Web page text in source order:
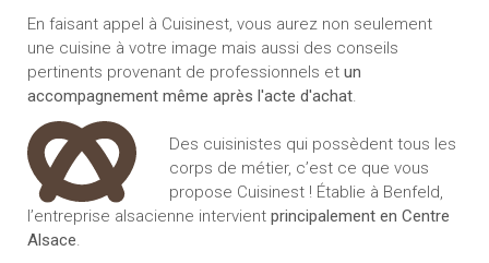
En faisant appel à Cuisinest, vous aurez non seulement
une cuisine à votre image mais aussi des conseils
pertinents provenant de professionnels et un
accompagnement même après l'acte d'achat.
Des cuisinistes qui possèdent tous les
corps de métier, c’est ce que vous
propose Cuisinest ! Établie à Benfeld,
l’entreprise alsacienne intervient principalement en Centre
Alsace.